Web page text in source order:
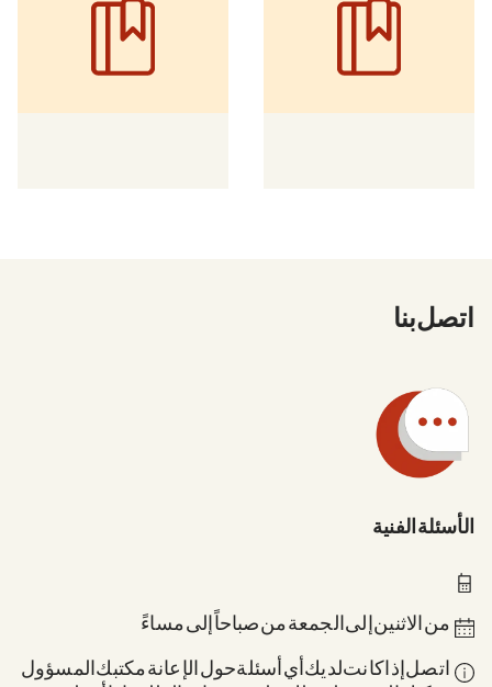
اتصل بنا
الأسئلة الفنية
من الاثنين إلى الجمعة من 8 صباحاً إلى 6 مساءً
اتصل إذا كانت لديك أي أسئلة حول الإعانة: مكتبك المسؤول.